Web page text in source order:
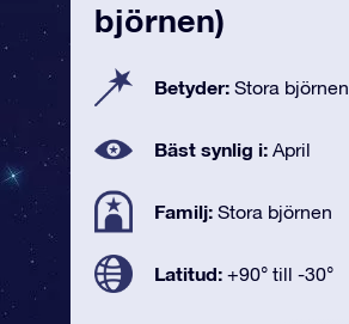
björnen)
Betyder: Stora björnen
Bäst synlig i: April
Familj: Stora björnen
Latitud: +90° till -30°